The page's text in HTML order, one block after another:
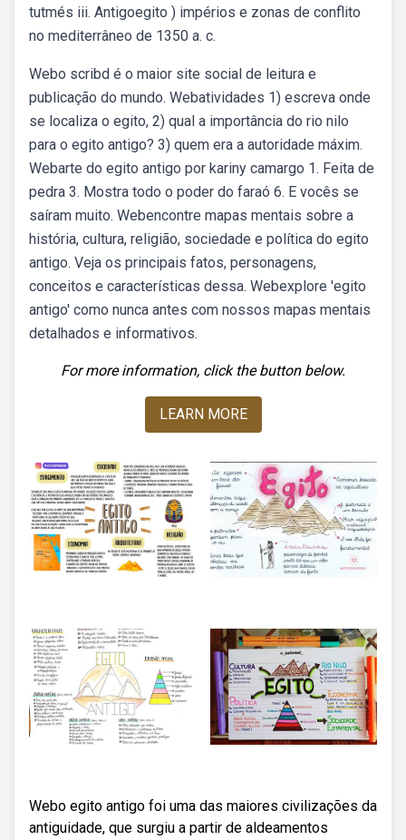
tutmés iii. Antigoegito ) impérios e zonas de conflito
no mediterrâneo de 1350 a. c.
Webo scribd é o maior site social de leitura e
publicação do mundo. Webatividades 1) escreva onde
se localiza o egito, 2) qual a importância do rio nilo
para o egito antigo? 3) quem era a autoridade máxim.
Webarte do egito antigo por kariny camargo 1. Feita de
pedra 3. Mostra todo o poder do faraó 6. E vocês se
saíram muito. Webencontre mapas mentais sobre a
história, cultura, religião, sociedade e política do egito
antigo. Veja os principais fatos, personagens,
conceitos e características dessa. Webexplore 'egito
antigo' como nunca antes com nossos mapas mentais
detalhados e informativos.
For more information, click the button below.
LEARN MORE
Webo egito antigo foi uma das maiores civilizações da
antiguidade, que surgiu a partir de aldeamentos